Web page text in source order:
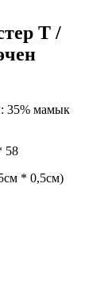
T /
: 35% мамык
58
* 0,5см)